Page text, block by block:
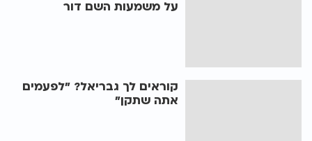
על משמעות השם דור
קוראים לך גבריאל? "לפעמים
אתה שתקן"